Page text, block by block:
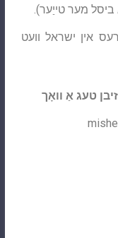
מער טייַער).
אין ישראל וועט
טעג אַ וואָך